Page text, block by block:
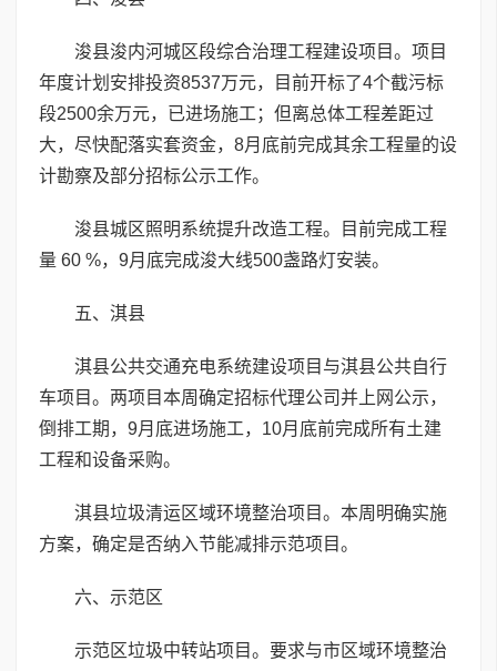
浚县浚内河城区段综合治理工程建设项目。项目
年度计划安排投资8537万元，目前开标了4个截污标
段2500余万元，已进场施工；但离总体工程差距过
大，尽快配落实套资金，8月底前完成其余工程量的设
计勘察及部分招标公示工作。
浚县城区照明系统提升改造工程。目前完成工程
量 60 %，9月底完成浚大线500盏路灯安装。
五、淇县
淇县公共交通充电系统建设项目与淇县公共自行
车项目。两项目本周确定招标代理公司并上网公示，
倒排工期，9月底进场施工，10月底前完成所有土建
工程和设备采购。
淇县垃圾清运区域环境整治项目。本周明确实施
方案，确定是否纳入节能减排示范项目。
六、示范区
示范区垃圾中转站项目。要求与市区域环境整治